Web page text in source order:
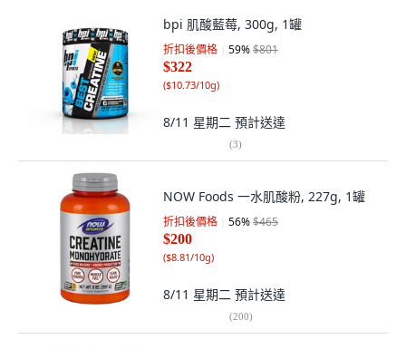
bpi 肌酸藍莓, 300g, 1罐
折扣後價格 59%$801
$322
($10.73/10g)
8/11 星期二 預計送達
(3)
NOW Foods 一水肌酸粉, 227g, 1罐
折扣後價格 56%$465
$200
($8.81/10g)
8/11 星期二 預計送達
(200)